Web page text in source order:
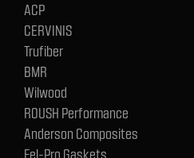
ACP
CERVINIS
Trufiber
BMR
Wilwood
ROUSH Performance
Anderson Composites
Fel-Pro Gaskets